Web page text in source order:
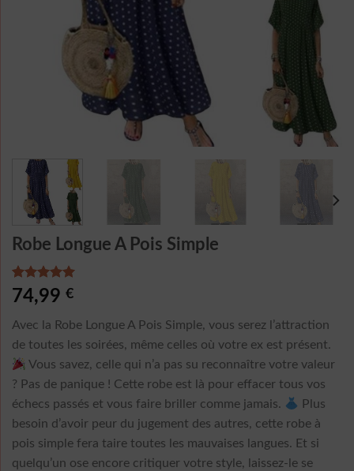
Robe Longue A Pois Simple
Noté5.00
sur 5 basé
3
notations
client
74,99 €
Avec la Robe Longue A Pois Simple, vous serez l’attraction
de toutes les soirées, même celles où votre ex est présent.
Vous savez, celle qui n’a pas su reconnaître votre valeur
? Pas de panique ! Cette robe est là pour effacer tous vos
échecs passés et vous faire briller comme jamais.
Plus
besoin d’avoir peur du jugement des autres, cette robe à
pois simple fera taire toutes les mauvaises langues. Et si
quelqu’un ose encore critiquer votre style, laissez-le se